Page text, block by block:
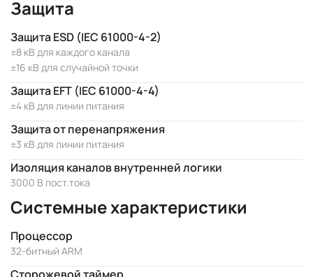
Защита
Защита ESD (IEC 61000-4-2)
±8 кВ для каждого канала
±16 кВ для случайной точки
Защита EFT (IEC 61000-4-4)
±4 кВ для линии питания
Защита от перенапряжения
±3 кВ для линии питания
Изоляция каналов внутренней логики
3000 В пост.тока
Системные характеристики
Процессор
32-битный ARM